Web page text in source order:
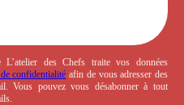
des Chefs traite vos données
confidentialité afin de vous adresser des
Vous pouvez vous désabonner à tout